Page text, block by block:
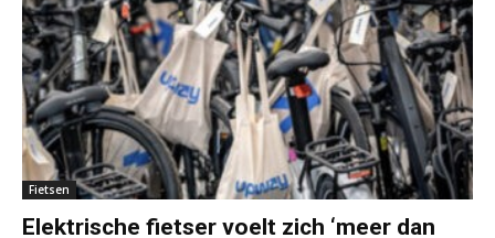
Fietsen
Elektrische fietser voelt zich ‘meer dan